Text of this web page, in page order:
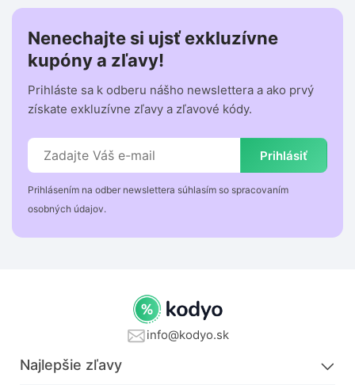
Nenechajte si ujsť exkluzívne
kupóny a zľavy!
Prihláste sa k odberu nášho newslettera a ako prvý
získate exkluzívne zľavy a zľavové kódy.
Prihlásiť
Prihlásením na odber newslettera súhlasím so spracovaním
osobných údajov.
info@kodyo.sk
Najlepšie zľavy